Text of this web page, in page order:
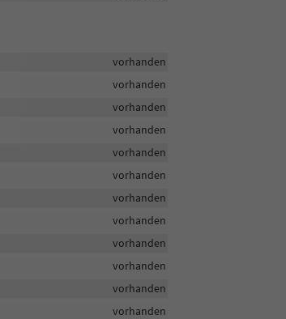
vorhanden
vorhanden
vorhanden
vorhanden
vorhanden
vorhanden
vorhanden
vorhanden
vorhanden
vorhanden
vorhanden
vorhanden